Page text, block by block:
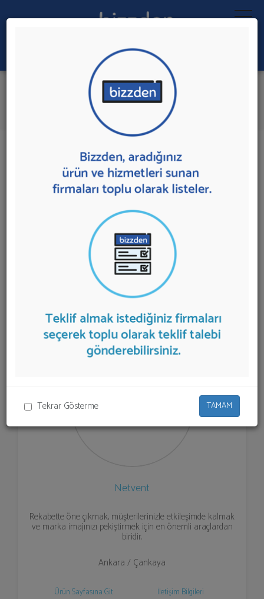
Tekrar Gösterme TAMAM
Ara:
Sosyal Medya Yönetimi
İlk 4 Firmadan Teklif İste
4 sonuç bulundu.
Çankaya'da Sosyal Medya Yönetimi
firmalar aşağıda listelenmektedir.
Sosyal Medya
teklifi almak için listeden seçim yapıp ya da
"İlk 5 Firmadan Teklif İste" kısmından toplu olarak teklif
talebinizi firmalara aktarabilirsiniz.
Netvent
Rekabette öne çıkmak, müşterilerinizle etkileşimde kalmak
ve marka imajınızı pekiştirmek için en önemli araçlardan
biridir.
Ankara / Çankaya
Ürün Sayfasına Git İletişim Bilgileri